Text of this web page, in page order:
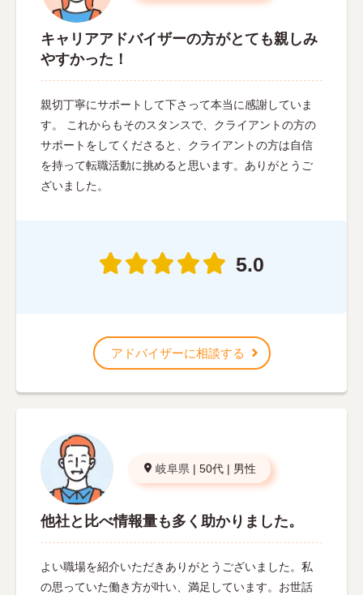
キャリアアドバイザーの方がとても親しみ
やすかった！
親切丁寧にサポートして下さって本当に感謝していま
す。 これからもそのスタンスで、クライアントの方の
サポートをしてくださると、クライアントの方は自信
を持って転職活動に挑めると思います。ありがとうご
ざいました。
5.0
アドバイザーに相談する
岐阜県 | 50代 | 男性
他社と比べ情報量も多く助かりました。
よい職場を紹介いただきありがとうございました。私
の思っていた働き方が叶い、満足しています。お世話